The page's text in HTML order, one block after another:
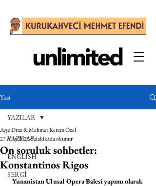
Yazı
YAZILAR
ENGLISH
SERGİ
YAZILAR
On soruluk sohbetler:
Konstantinos Rigos
Ayşe Draz & Mehmet Kerem Özel
27 May 20255 dakikada okunur
Yunanistan Ulusal Opera Balesi yapımı olarak